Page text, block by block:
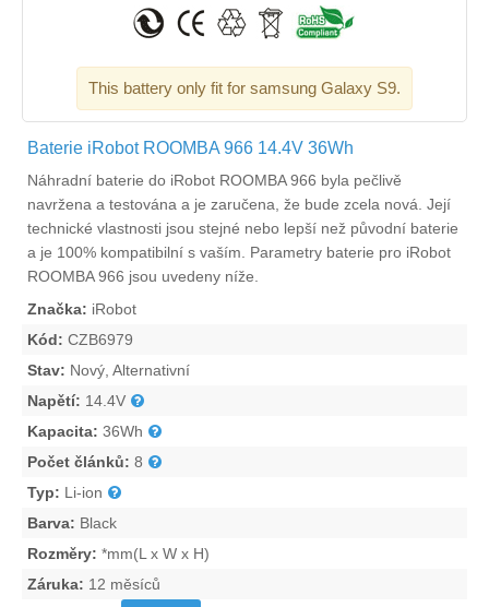
This battery only fit for samsung Galaxy S9.
Baterie iRobot ROOMBA 966 14.4V 36Wh
Náhradní baterie do iRobot ROOMBA 966 byla pečlivě
navržena a testována a je zaručena, že bude zcela nová. Její
technické vlastnosti jsou stejné nebo lepší než původní baterie
a je 100% kompatibilní s vaším. Parametry baterie pro iRobot
ROOMBA 966 jsou uvedeny níže.
Značka: iRobot
Kód: CZB6979
Stav: Nový, Alternativní
Napětí: 14.4V
Kapacita: 36Wh
Počet článků: 8
Typ: Li-ion
Barva: Black
Rozměry: *mm(L x W x H)
Záruka: 12 měsíců